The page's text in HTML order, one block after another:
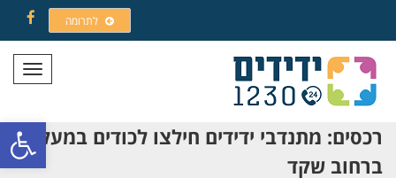
פתח
לתרומה
תפריט
רכסים: מתנדבי ידידים חילצו לכודים במעלית
ברחוב שקד